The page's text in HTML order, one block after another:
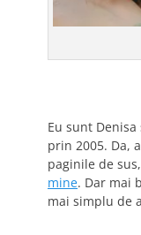
Eu sunt Denisa
prin 2005. Da,
paginile de
mine. Dar mai
mai simplu de